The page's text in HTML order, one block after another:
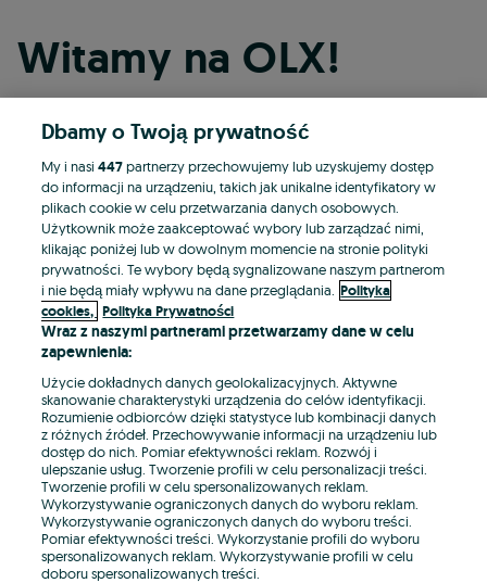
Witamy na OLX!
Kontynuuj przez Facebooka
Kontynuuj przez konto Apple
Kontynuuj przez konto Google
LUB
E-mail
Hasło
Dbamy o Twoją prywatność
My i nasi447partnerzy przechowujemy lub uzyskujemy dostęp
do informacji na urządzeniu, takich jak unikalne identyfikatory w
plikach cookie w celu przetwarzania danych osobowych.
Użytkownik może zaakceptować wybory lub zarządzać nimi,
klikając poniżej lub w dowolnym momencie na stronie polityki
prywatności. Te wybory będą sygnalizowane naszym partnerom
i nie będą miały wpływu na dane przeglądania. Polityka
cookies, Polityka Prywatności
Wraz z naszymi partnerami przetwarzamy dane w celu
zapewnienia:
Użycie dokładnych danych geolokalizacyjnych. Aktywne
skanowanie charakterystyki urządzenia do celów identyfikacji.
Rozumienie odbiorców dzięki statystyce lub kombinacji danych
z różnych źródeł. Przechowywanie informacji na urządzeniu lub
dostęp do nich. Pomiar efektywności reklam. Rozwój i
ulepszanie usług. Tworzenie profili w celu personalizacji treści.
Tworzenie profili w celu spersonalizowanych reklam.
Wykorzystywanie ograniczonych danych do wyboru reklam.
Wykorzystywanie ograniczonych danych do wyboru treści.
Pomiar efektywności treści. Wykorzystanie profili do wyboru
spersonalizowanych reklam. Wykorzystywanie profili w celu
doboru spersonalizowanych treści.